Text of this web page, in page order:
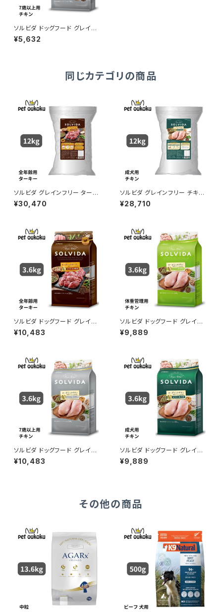
ソルビダ ドッグフード グレイン
フリー チキン 室内飼育７歳以上
用 1.8kg 4562312014527
¥5,632
同じカテゴリの商品
ソルビダ グレインフリー ターキ
ー 室内飼育全年齢対応 12kg
4562312016156
¥30,470
ソルビダ グレインフリー チキン
室内飼育成犬用 12kg 456231
2016125
¥28,710
ソルビダ ドッグフード グレイン
フリー ターキー 室内飼育全年
齢対応 3.6kg 45623120146
¥10,483
ソルビダ ドッグフード グレイン
フリー チキン 室内飼育体重管
理用 3.6kg 4562312014596
¥9,889
ソルビダ ドッグフード グレイン
フリー チキン 室内飼育7歳以上
用 3.6kg 4562312014534
¥10,483
ソルビダ ドッグフード グレイン
フリー チキン 室内飼育成犬用
3.6kg 4562312014466
¥9,889
その他の商品